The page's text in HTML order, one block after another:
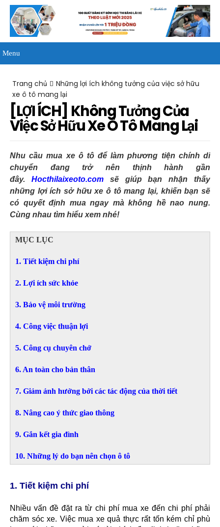
Menu
Trang chủ
Những lợi ích không tưởng của việc sở hữu
xe ô tô mang lại
[LỢI ÍCH] Không Tưởng Của
Việc Sở Hữu Xe Ô Tô Mang Lại
Nhu cầu mua xe ô tô để làm phương tiện chính di
chuyển đang trở nên thịnh hành gần
đây. Hocthilaixeoto.comsẽ giúp bạn nhận thấy
những lợi ích sở hữu xe ô tô mang lại, khiến bạn sẽ
có quyết định mua ngay mà không hề nao nung.
Cùng nhau tìm hiểu xem nhé!
MỤC LỤC
1. Tiết kiệm chi phí
2. Lợi ích sức khỏe
3. Bảo vệ môi trường
4. Công việc thuận lợi
5. Công cụ chuyên chở
6. An toàn cho bản thân
7. Giảm ảnh hưởng bởi các tác động của thời tiết
8. Nâng cao ý thức giao thông
9. Gắn kết gia đình
10. Những lý do bạn nên chọn ô tô
1. Tiết kiệm chi phí
Nhiều vấn đề đặt ra từ chi phí mua xe đến chi phí phải
chăm sóc xe. Việc mua xe quả thực rất tốn kém chỉ phù